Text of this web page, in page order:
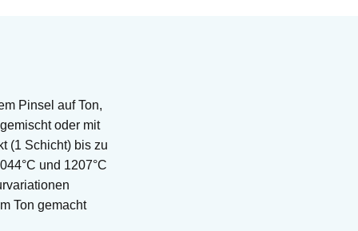
Pinsel auf Ton,
oder mit
(1 Schicht) bis zu
und 1207°C
Ton gemacht